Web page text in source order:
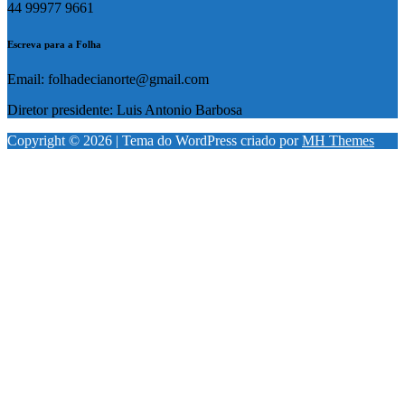
44 99977 9661
Escreva para a Folha
Email: folhadecianorte@gmail.com
Diretor presidente: Luis Antonio Barbosa
Copyright © 2026 | Tema do WordPress criado porMH Themes